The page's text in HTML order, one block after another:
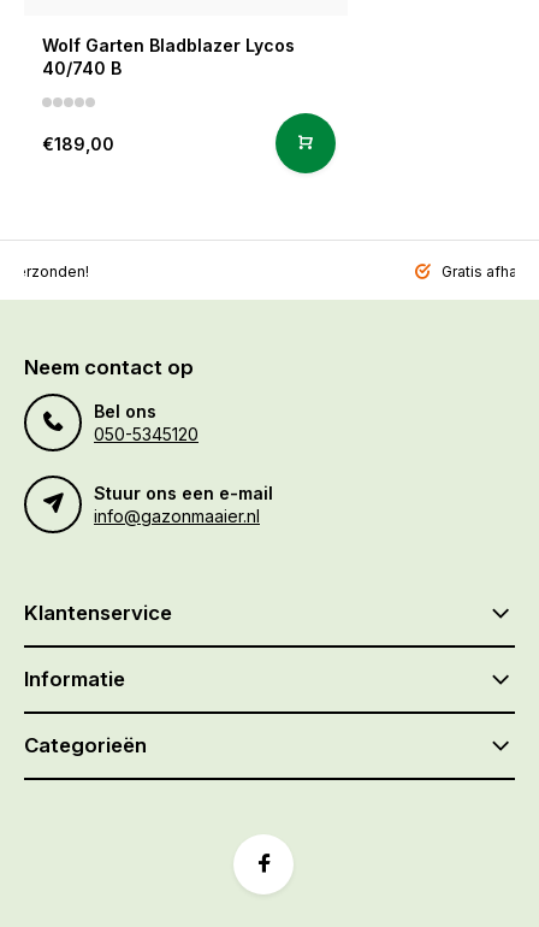
Wolf Garten Bladblazer Lycos
40/740 B
€189,00
verzonden! Gratis
Neem contact op
Bel ons
050-5345120
Stuur ons een e-mail
info@gazonmaaier.nl
Klantenservice
Informatie
Categorieën